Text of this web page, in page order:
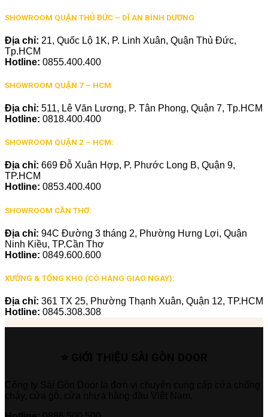
SHOWROOM QUẬN THỦ ĐỨC – DĨ AN BÌNH DƯƠNG
Địa chỉ: 21, Quốc Lộ 1K, P. Linh Xuân, Quận Thủ Đức,
Tp.HCM
Hotline: 0855.400.400
SHOWROOM QUẬN 7 – HCM
Địa chỉ: 511, Lê Văn Lương, P. Tân Phong, Quận 7, Tp.HCM
Hotline: 0818.400.400
SHOWROOM QUẬN 2 – HCM:
Địa chỉ: 669 Đỗ Xuân Hợp, P. Phước Long B, Quận 9,
TP.HCM
Hotline: 0853.400.400
SHOWROOM CẦN THƠ:
Địa chỉ: 94C Đường 3 tháng 2, Phường Hưng Lợi, Quận
Ninh Kiều, TP.Cần Thơ
Hotline: 0849.600.600
XƯỞNG & TỔNG KHO (CÓ HÀNG GIAO NGAY):
Địa chỉ: 361 TX 25, Phường Thạnh Xuân, Quận 12, TP.HCM
Hotline: 0845.308.308